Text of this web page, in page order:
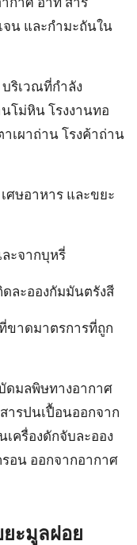
จน และกํามะถันใน
ริเวณที่กําลัง
โม่หิน โรงงานทอ
าเผาถ่าน โรงค้าถ่าน
ศษอาหาร และขยะ
ละจากบุหรี่
ดละอองกัมมันตรังสี
ขาดมาตรการที่ถูก
ดมลพิษทางอากาศ
ารปนเปื้อนออกจาก
เครื่องดักจับละออง
อน ออกจากอากาศ
ยะมูลฝอย